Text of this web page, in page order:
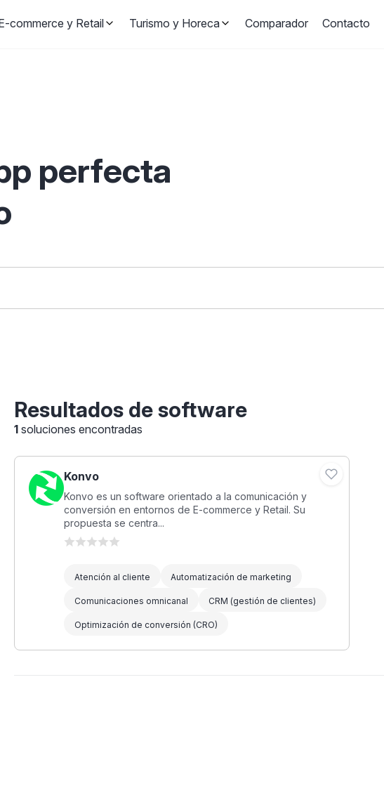
commerce y Retail Turismo y Horeca Comparador Contacto
perfecta
Resultados de software
1 soluciones encontradas
Konvo
Konvo es un software orientado a la comunicación y
conversión en entornos de E-commerce y Retail. Su
propuesta se centra...
Atención al cliente Automatización de marketing
Comunicaciones omnicanal CRM (gestión de clientes)
Optimización de conversión (CRO)